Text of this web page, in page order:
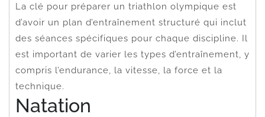
La clé pour préparer un triathlon olympique est
d’avoir un plan d’entraînement structuré qui inclut
des séances spécifiques pour chaque discipline. Il
est important de varier les types d’entraînement, y
compris l’endurance, la vitesse, la force et la
technique.
Natation